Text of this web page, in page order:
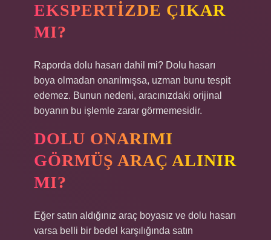
EKSPERTIZDE ÇIKAR
MI?
Raporda dolu hasarı dahil mi? Dolu hasarı
boya olmadan onarılmışsa, uzman bunu tespit
edemez. Bunun nedeni, aracınızdaki orijinal
boyanın bu işlemle zarar görmemesidir.
DOLU ONARIMI
GÖRMÜŞ ARAÇ ALINIR
MI?
Eğer satın aldığınız araç boyasız ve dolu hasarı
varsa belli bir bedel karşılığında satın